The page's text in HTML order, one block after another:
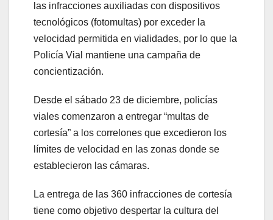
las infracciones auxiliadas con dispositivos
tecnológicos (fotomultas) por exceder la
velocidad permitida en vialidades, por lo que la
Policía Vial mantiene una campaña de
concientización.
Desde el sábado 23 de diciembre, policías
viales comenzaron a entregar “multas de
cortesía” a los correlones que excedieron los
límites de velocidad en las zonas donde se
establecieron las cámaras.
La entrega de las 360 infracciones de cortesía
tiene como objetivo despertar la cultura del